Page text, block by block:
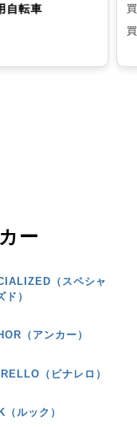
自転車
ー
（スペシャ
ド）
（アンカー）
（ピナレロ）
（ルック）